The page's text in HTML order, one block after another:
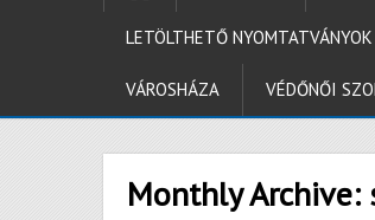
LETÖLTHETŐ NYOMTATVÁNYOK
VÁROSHÁZA VÉDŐNŐI
Monthly Archive: